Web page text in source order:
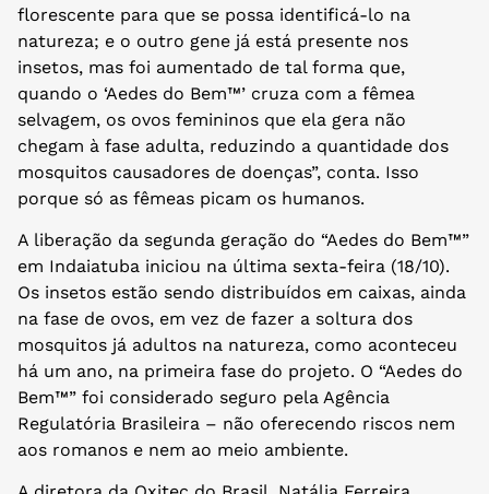
florescente para que se possa identificá-lo na
natureza; e o outro gene já está presente nos
insetos, mas foi aumentado de tal forma que,
quando o ‘Aedes do Bem™’ cruza com a fêmea
selvagem, os ovos femininos que ela gera não
chegam à fase adulta, reduzindo a quantidade dos
mosquitos causadores de doenças”, conta. Isso
porque só as fêmeas picam os humanos.
A liberação da segunda geração do “Aedes do Bem™”
em Indaiatuba iniciou na última sexta-feira (18/10).
Os insetos estão sendo distribuídos em caixas, ainda
na fase de ovos, em vez de fazer a soltura dos
mosquitos já adultos na natureza, como aconteceu
há um ano, na primeira fase do projeto. O “Aedes do
Bem™” foi considerado seguro pela Agência
Regulatória Brasileira – não oferecendo riscos nem
aos romanos e nem ao meio ambiente.